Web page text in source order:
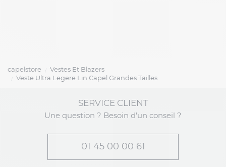
capelstore
Vestes Et Blazers
Veste Ultra Legere Lin Capel Grandes Tailles
SERVICE CLIENT
Une question ? Besoin d'un conseil ?
01 45 00 00 61